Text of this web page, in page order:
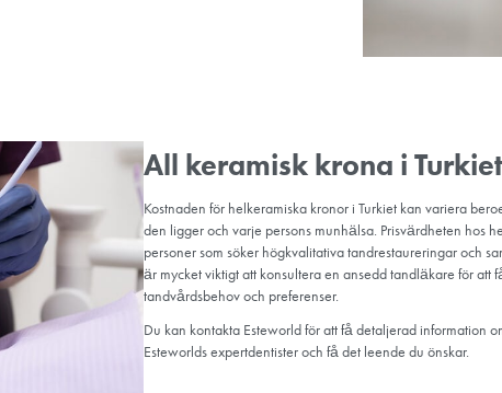
Vilka är
Helkeramiska
metallkänslighet.
minskar risken för
Helt keramiska
Helt keramiska